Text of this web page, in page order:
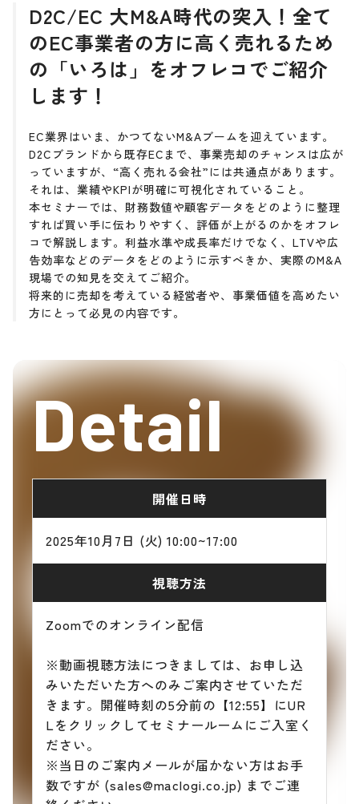
D2C/EC 大M&A時代の突入！全て
のEC事業者の方に高く売れるため
の「いろは」をオフレコでご紹介
します！
EC業界はいま、かつてないM&Aブームを迎えています。
D2Cブランドから既存ECまで、事業売却のチャンスは広が
っていますが、“高く売れる会社”には共通点があります。
それは、業績やKPIが明確に可視化されていること。
本セミナーでは、財務数値や顧客データをどのように整理
すれば買い手に伝わりやすく、評価が上がるのかをオフレ
コで解説します。利益水準や成長率だけでなく、LTVや広
告効率などのデータをどのように示すべきか、実際のM&A
現場での知見を交えてご紹介。
将来的に売却を考えている経営者や、事業価値を高めたい
方にとって必見の内容です。
Detail
開催日時
2025年10月7日 (火) 10:00~17:00
視聴方法
Zoomでのオンライン配信
※動画視聴方法につきましては、お申し込
みいただいた方へのみご案内させていただ
きます。開催時刻の5分前の【12:55】にUR
Lをクリックしてセミナールームにご入室く
ださい。
※当日のご案内メールが届かない方はお手
数ですが (sales@maclogi.co.jp) までご連